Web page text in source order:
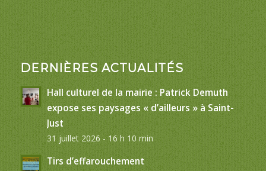
DERNIÈRES ACTUALITÉS
Hall culturel de la mairie : Patrick Demuth
expose ses paysages « d’ailleurs » à Saint-
Just
31 juillet 2026 - 16 h 10 min
Tirs d’effarouchement